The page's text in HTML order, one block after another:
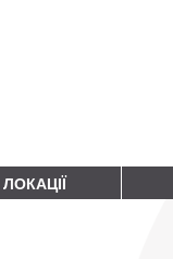
ЛОКАЦІЇ